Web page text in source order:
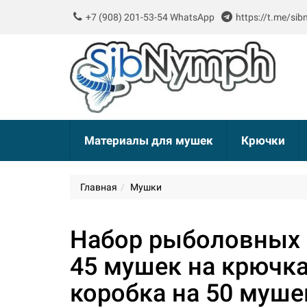
+7 (908) 201-53-54 WhatsApp https://t.me/
Материалы для мушек Крючки
Главная Мушки
Набор рыболовных
45 мушек на
коробка на 50